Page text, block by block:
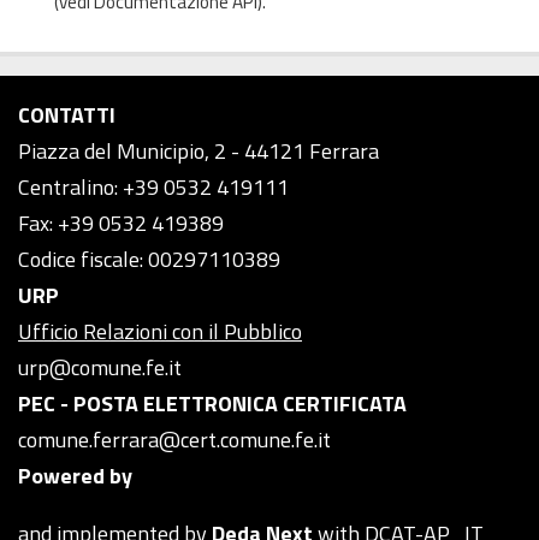
CONTATTI
Piazza del Municipio, 2 - 44121 Ferrara
Centralino: +39 0532 419111
Fax: +39 0532 419389
Codice fiscale: 00297110389
URP
Ufficio Relazioni con il Pubblico
urp@comune.fe.it
PEC - POSTA ELETTRONICA CERTIFICATA
comune.ferrara@cert.comune.fe.it
Powered by
and implemented byDeda Nextwith DCAT-AP_IT